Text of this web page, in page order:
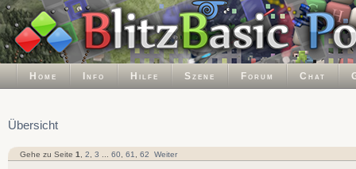
Home Info Hilfe Szene Forum Chat
Übersicht
Gehe zu Seite 1 2 3 60 61 62 Weiter